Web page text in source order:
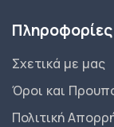
Πληροφορίες
Σχετικά με μας
Όροι και
Πολιτική